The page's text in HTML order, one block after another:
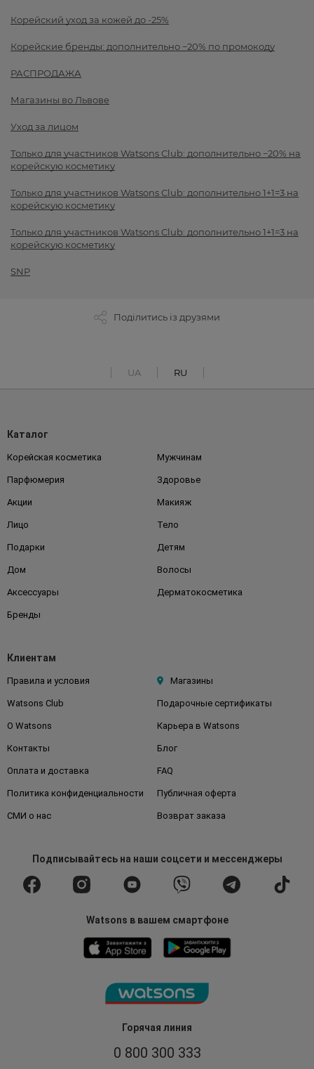
Корейский уход за кожей до -25%
Корейские бренды: дополнительно −20% по промокоду
РАСПРОДАЖА
Магазины во Львове
Уход за лицом
Только для участников Watsons Club: дополнительно −20% на
корейскую косметику
Только для участников Watsons Club: дополнительно 1+1=3 на
корейскую косметику
Только для участников Watsons Club: дополнительно 1+1=3 на
корейскую косметику
SNP
Поділитись із друзями
UA RU
Горячая линия
0 800 300 333
Каталог
Корейская косметика Мужчинам
Парфюмерия Здоровье
Акции Макияж
Лицо Тело
Подарки Детям
Дом Волосы
Аксессуары Дерматокосметика
Бренды
Клиентам
Правила и условия Магазины
Watsons Club Подарочные сертификаты
О Watsons Карьера в Watsons
Контакты Блог
Оплата и доставка FAQ
Политика конфиденциальности Публичная оферта
СМИ о нас Возврат заказа
Подписывайтесьна наши соцсети и мессенджеры
Watsons в вашем смартфоне